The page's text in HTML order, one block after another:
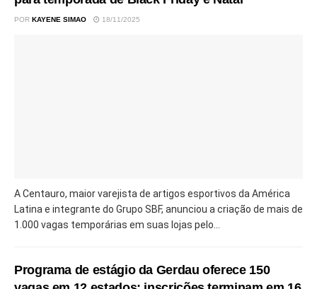
POR KAYENE SIMAO 18/11/2025
A Centauro, maior varejista de artigos esportivos da América
Latina e integrante do Grupo SBF, anunciou a criação de mais de
1.000 vagas temporárias em suas lojas pelo...
Programa de estágio da Gerdau oferece 150